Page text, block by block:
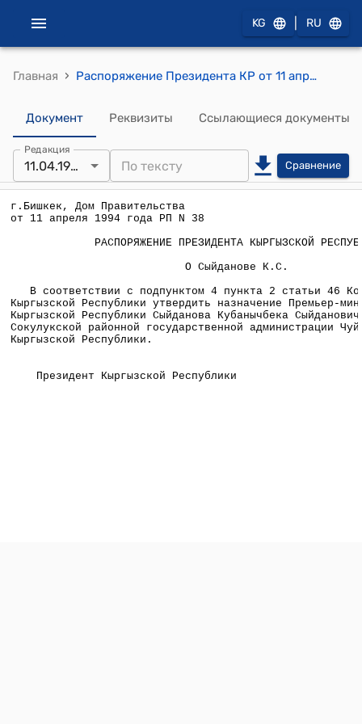
KG RU
Главная › Распоряжение Президента КР от 11 апреля 1994 года РП N 38
Документ Реквизиты Ссылающиеся документы
Редакция
11.04.1994 Сравнение